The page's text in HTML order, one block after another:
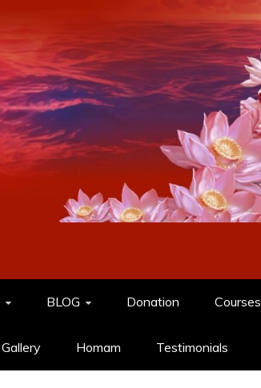
BLOG Donation Courses
Gallery Homam Testimonials